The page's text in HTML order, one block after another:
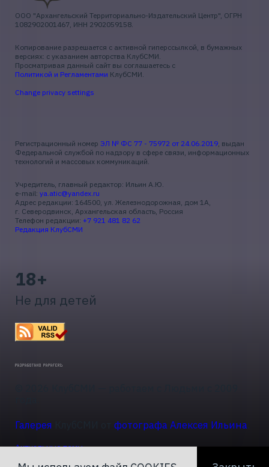
ООО "Архангельский Территориально-Издательский Центр", ОГРН
1082902001467, ИНН 2902059158.
Копирование разрешается с активной гиперссылкой, в бумажных
версиях: с указанием авторства КлубСМИ.
Просматривая данный сайт вы соглашаетесь с
Политикой и Регламентами КлубСМИ.
Change privacy settings
Регистрационный номер ЭЛ № ФС 77 - 75972 от 24.06.2019, выдан
Федеральной службой по надзору в сфере связи, информационных
технологий и массовых коммуникаций.
Учредитель, главный редактор: Ильин А.Ю.
e-mail: ya.atic@yandex.ru
Адрес редакции: 164500, ул. Железнодорожная, дом 1А,
г. Северодвинск, Архангельская область, Россия
Телефон редакции: +7 921 481 82 62
Редакция КлубСМИ
18+
Не для детей
Галерея
фотографа Алексея Ильина
Актуальные темы